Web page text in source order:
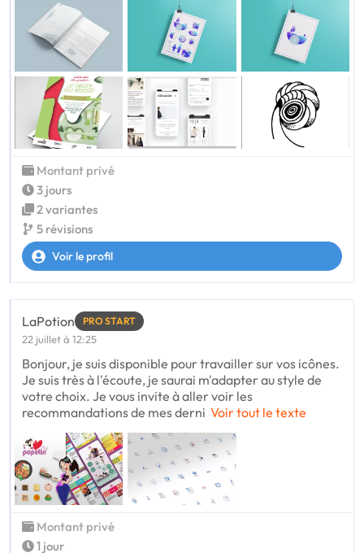
Montant privé
3 jours
2 variantes
5 révisions
Voir le profil
LaPotion PRO START
22 juillet à 12:25
Bonjour, je suis disponible pour travailler sur vos icônes.
Je suis très à l'écoute, je saurai m'adapter au style de
votre choix. Je vous invite à aller voir les
recommandations de mes derni Voir tout le texte
Montant privé
1 jour